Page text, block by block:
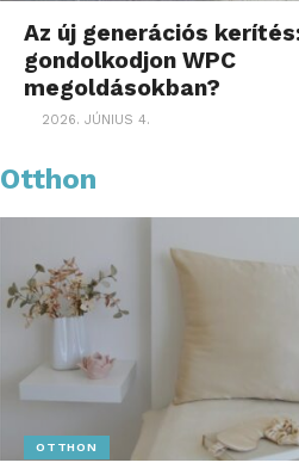
Az új generációs
gondolkodjon WPC
megoldásokban?
2026. JÚNIUS 4.
Otthon
OTTHON